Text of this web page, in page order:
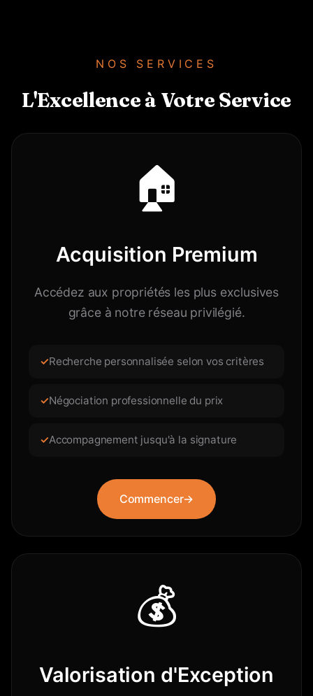
NOS SERVICES
L'Excellence à Votre Service
🏠
Acquisition Premium
Accédez aux propriétés les plus exclusives
grâce à notre réseau privilégié.
Recherche personnalisée selon vos critères
Négociation professionnelle du prix
Accompagnement jusqu'à la signature
Commencer→
💰
Valorisation d'Exception